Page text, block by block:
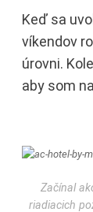
Keď sa
víkendov
úrovni.
aby som
Začínal
riadiacich